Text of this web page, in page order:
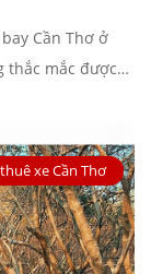
Cần Thơ ở
thắc mắc được
xe Cần Thơ